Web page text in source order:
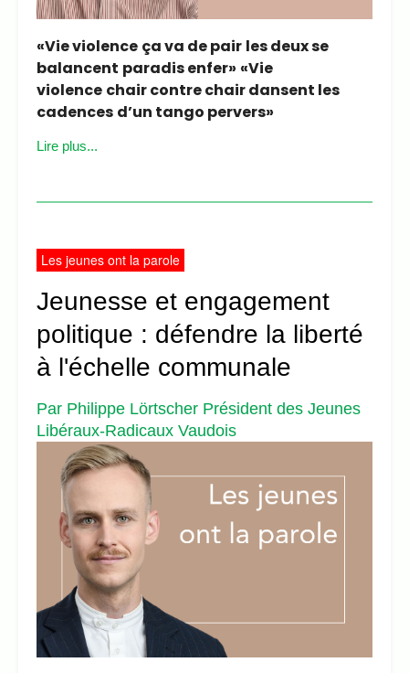
«Vie violence ça va de pair les deux se
balancent paradis enfer» «Vie
violence chair contre chair dansent les
cadences d’un tango pervers»
Lire plus...
Les jeunes ont la parole
Jeunesse et engagement
politique : défendre la liberté
à l'échelle communale
Par Philippe Lörtscher Président des Jeunes
Libéraux-Radicaux Vaudois